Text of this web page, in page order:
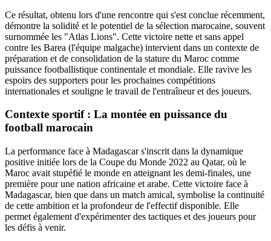
Ce résultat, obtenu lors d'une rencontre qui s'est conclue récemment,
démontre la solidité et le potentiel de la sélection marocaine, souvent
surnommée les "Atlas Lions". Cette victoire nette et sans appel
contre les Barea (l'équipe malgache) intervient dans un contexte de
préparation et de consolidation de la stature du Maroc comme
puissance footballistique continentale et mondiale. Elle ravive les
espoirs des supporters pour les prochaines compétitions
internationales et souligne le travail de l'entraîneur et des joueurs.
Contexte sportif : La montée en puissance du
football marocain
La performance face à Madagascar s'inscrit dans la dynamique
positive initiée lors de la Coupe du Monde 2022 au Qatar, où le
Maroc avait stupéfié le monde en atteignant les demi-finales, une
première pour une nation africaine et arabe. Cette victoire face à
Madagascar, bien que dans un match amical, symbolise la continuité
de cette ambition et la profondeur de l'effectif disponible. Elle
permet également d'expérimenter des tactiques et des joueurs pour
les défis à venir.